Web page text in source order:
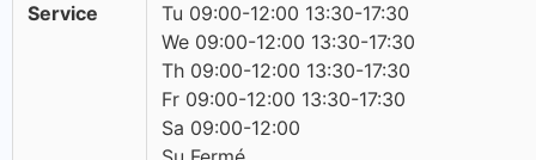
Service
Tu 09:00-12:00 13:30-17:30
We 09:00-12:00 13:30-17:30
Th 09:00-12:00 13:30-17:30
Fr 09:00-12:00 13:30-17:30
Sa 09:00-12:00